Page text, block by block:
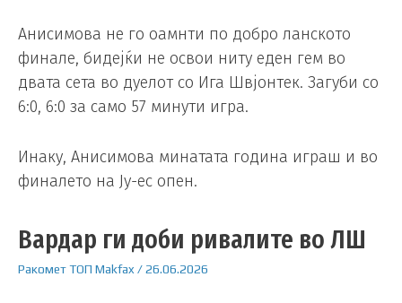
Анисимова не го оамнти по добро ланското
финале, бидејќи не освои ниту еден гем во
двата сета во дуелот со Ига Швјонтек. Загуби со
6:0, 6:0 за само 57 минути игра.
Инаку, Анисимова минатата година играш и во
финалето на Ју-ес опен.
Вардар ги доби ривалите во ЛШ
РакометТОП Makfax /26.06.2026